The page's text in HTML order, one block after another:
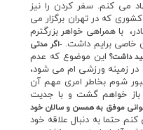
مي كنم. سفر كردن را نيز
كه در تهران برگزار مي
با همراهي خواهر بزرگترم
خاصي برايم داشت.-اگر مدتي
داشت؟اين موضوع كه عدم
زمينه ورزشي ام مي شود،
شوم بخاطر امري مهم آن
باز خواهم گشت و با جديت
موفق به همسن و سالان خود
حتما به دنبال علاقه خود